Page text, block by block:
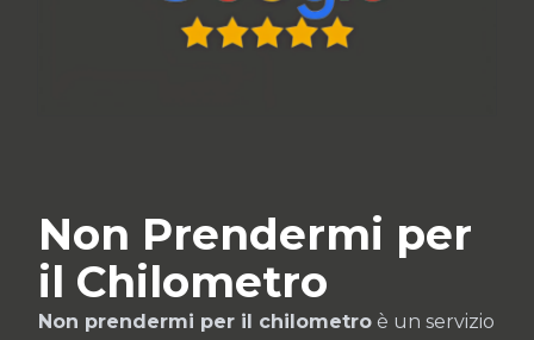
Non Prendermi per
il Chilometro
Non prendermi per il chilometro è un servizio